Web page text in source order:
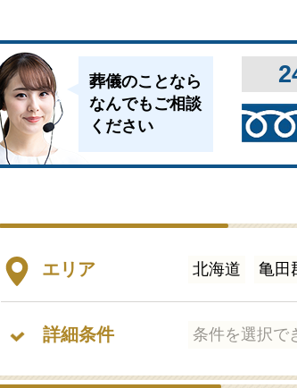
葬儀のことなら
なんでもご相談
ください
エリア 北海道 亀田
詳細条件 条件を選択で